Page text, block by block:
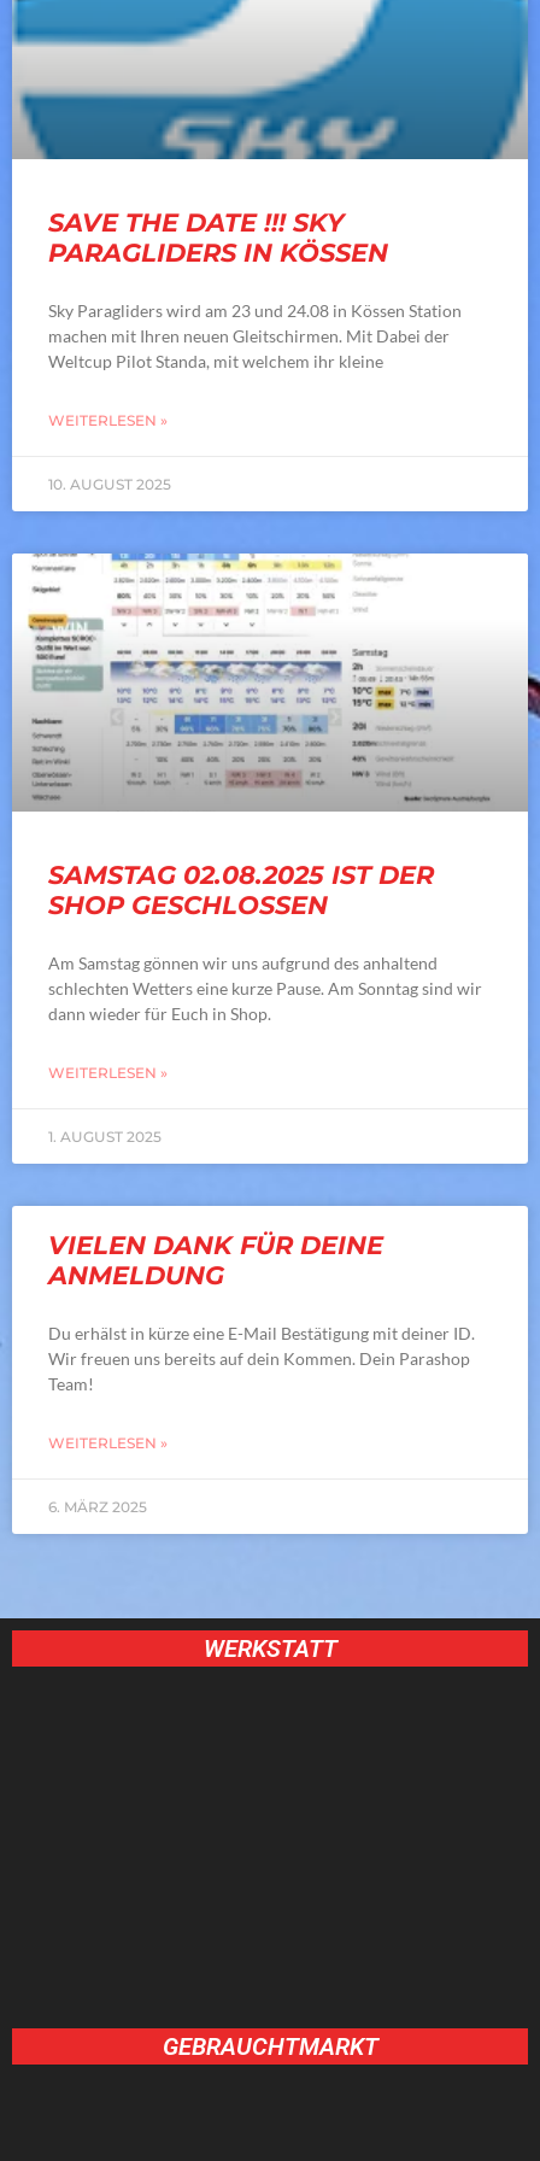
SAVE THE DATE !!! SKY
PARAGLIDERS IN KÖSSEN
Sky Paragliders wird am 23 und 24.08 in Kössen Station
machen mit Ihren neuen Gleitschirmen. Mit Dabei der
Weltcup Pilot Standa, mit welchem ihr kleine
WEITERLESEN »
10. AUGUST 2025
SAMSTAG 02.08.2025 IST DER
SHOP GESCHLOSSEN
Am Samstag gönnen wir uns aufgrund des anhaltend
schlechten Wetters eine kurze Pause. Am Sonntag sind wir
dann wieder für Euch in Shop.
WEITERLESEN »
1. AUGUST 2025
VIELEN DANK FÜR DEINE
ANMELDUNG
Du erhälst in kürze eine E-Mail Bestätigung mit deiner ID.
Wir freuen uns bereits auf dein Kommen. Dein Parashop
Team!
WEITERLESEN »
6. MÄRZ 2025
WERKSTATT
GEBRAUCHTMARKT